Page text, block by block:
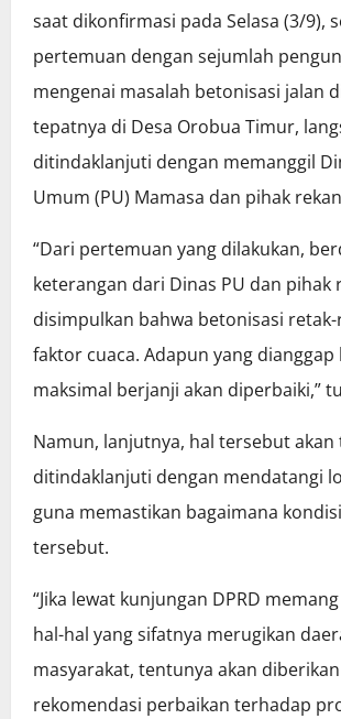
saat dikonfirmasi pada Selasa (3/9),
pertemuan dengan sejumlah
mengenai masalah betonisasi jalan
tepatnya di Desa Orobua Timur,
ditindaklanjuti dengan memanggil
Umum (PU) Mamasa dan pihak
“Dari pertemuan yang dilakukan,
keterangan dari Dinas PU dan pihak
disimpulkan bahwa betonisasi
faktor cuaca. Adapun yang dianggap
maksimal berjanji akan diperbaiki,”
Namun, lanjutnya, hal tersebut akan
ditindaklanjuti dengan mendatangi
guna memastikan bagaimana
tersebut.
“Jika lewat kunjungan DPRD
hal-hal yang sifatnya merugikan
masyarakat, tentunya akan
rekomendasi perbaikan terhadap